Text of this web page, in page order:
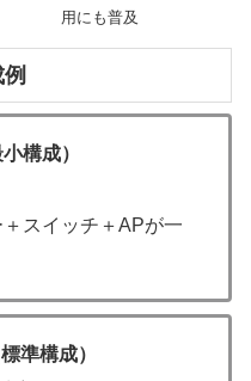
用にも普及
構成）
スイッチ＋APが一
準構成）